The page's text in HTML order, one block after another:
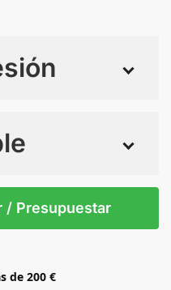
0
/ Presupuestar
de 200 €